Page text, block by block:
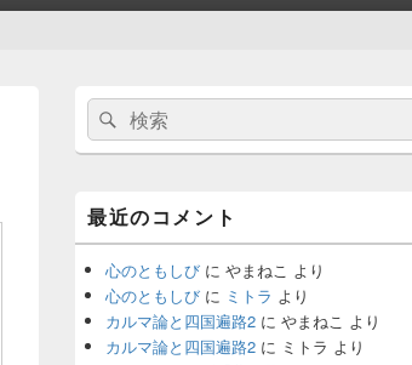
メ
ン
サ
バ
ー
ウ
ィ
ジ
検
索:
検
索
最近のコメント
心のともしび に やまねこ より
心のともしび に ミトラ より
カルマ論と四国遍路2 に やまねこ より
カルマ論と四国遍路2 に ミトラ より